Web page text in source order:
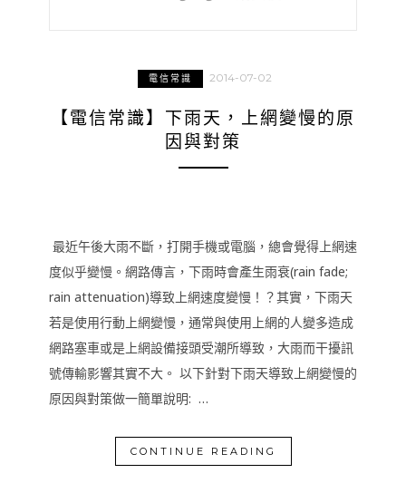
電信常識 2014-07-02
【電信常識】下雨天，上網變慢的原
因與對策
最近午後大雨不斷，打開手機或電腦，總會覺得上網速
度似乎變慢。網路傳言，下雨時會產生雨衰(rain fade;
rain attenuation)導致上網速度變慢！？其實，下雨天
若是使用行動上網變慢，通常與使用上網的人變多造成
網路塞車或是上網設備接頭受潮所導致，大雨而干擾訊
號傳輸影響其實不大。 以下針對下雨天導致上網變慢的
原因與對策做一簡單說明: …
CONTINUE READING